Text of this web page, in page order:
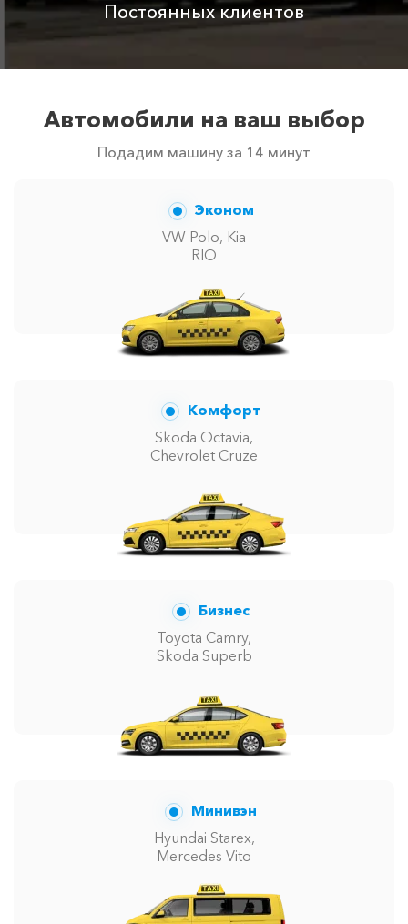
Аренда автомобиля
6300 ₽
автомобилей в г Поповка. Точную цену вам сообщит
менеджер при заказе.
Постоянных клиентов
Автомобили на ваш выбор
Подадим машину за 14 минут
Эконом
VW Polo, Kia
RIO
Комфорт
Skoda Octavia,
Chevrolet Cruze
Бизнес
Toyota Camry,
Skoda Superb
Минивэн
Hyundai Starex,
Mercedes Vito